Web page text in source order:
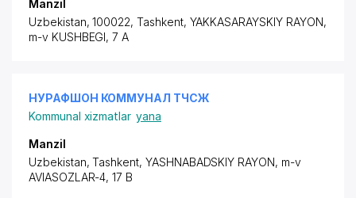
Manzil
Uzbekistan, 100022, Tashkent, YAKKASARAYSKIY RAYON,
m-v KUSHBEGI, 7 A
НУРАФШОН КОММУНАЛ ТЧСЖ
Kommunal xizmatlar yana
Manzil
Uzbekistan, Tashkent, YASHNABADSKIY RAYON, m-v
AVIASOZLAR-4, 17 B